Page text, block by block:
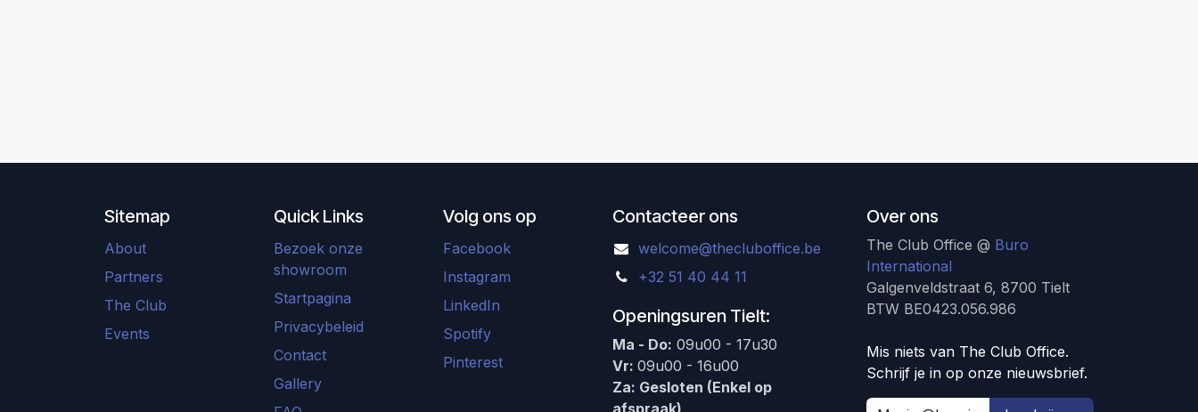
Sitemap
About
Partners
The Club
Events
Quick Links
Bezoek onze
showroom
Startpagina
Privacybeleid
Contact
Gallery
Volg ons op
Facebook
Instagram
LinkedIn
Spotify
Pinterest
Contacteer ons
welcome@thecluboffice.be
+32 51 40 44 11
Openingsuren Tielt:
Ma - Do: 09u00 - 17u30
Vr: 09u00 - 16u00
Za: Gesloten (Enkel op
Over ons
The Club Office @ Buro
International
Galgenveldstraat 6, 8700 Tielt
BTW BE0423.056.986
Mis niets van The Club Office.
Schrijf je in op onze nieuwsbrief.